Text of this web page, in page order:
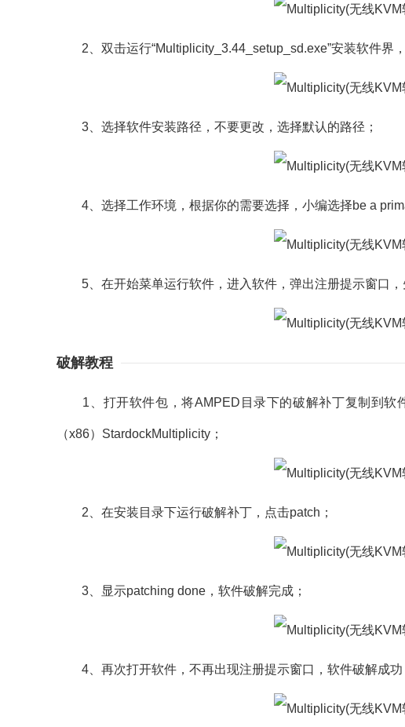
2、双击运行“Multiplicity_3.44_setup_sd.exe”安装软件界，
3、选择软件安装路径，不要更改，选择默认的路径；
4、选择工作环境，根据你的需要选择，小编选择be a
5、在开始菜单运行软件，进入软件，弹出注册提示窗口，
破解教程
1、打开软件包，将AMPED目录下的破解补丁复制到软
（x86）StardockMultiplicity；
2、在安装目录下运行破解补丁，点击patch；
3、显示patching done，软件破解完成；
4、再次打开软件，不再出现注册提示窗口，软件破解成功